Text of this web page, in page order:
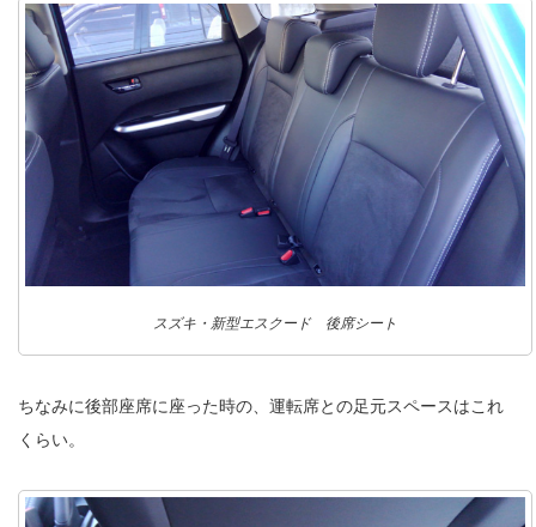
スズキ・新型エスクード 後席シート
ちなみに後部座席に座った時の、運転席との足元スペースはこれ
くらい。